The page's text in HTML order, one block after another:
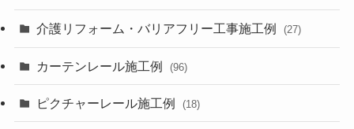
介護リフォーム・バリアフリー工事施工例 (27)
カーテンレール施工例 (96)
ピクチャーレール施工例 (18)